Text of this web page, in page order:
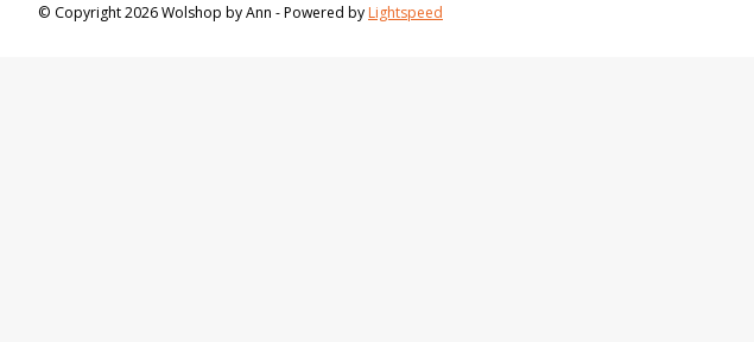
© Copyright 2026 Wolshop by Ann - Powered byLightspeed